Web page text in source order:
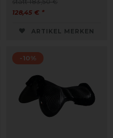
statt 183,50 €
128,45 € *
ARTIKEL MERKEN
-10%